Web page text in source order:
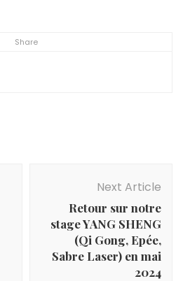
Share
Next Article
Retour sur notre
stage YANG SHENG
(Qi Gong, Epée,
Sabre Laser) en mai
2024